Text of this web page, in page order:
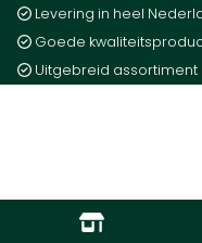
Levering in heel
Goede
Uitgebreid assortiment